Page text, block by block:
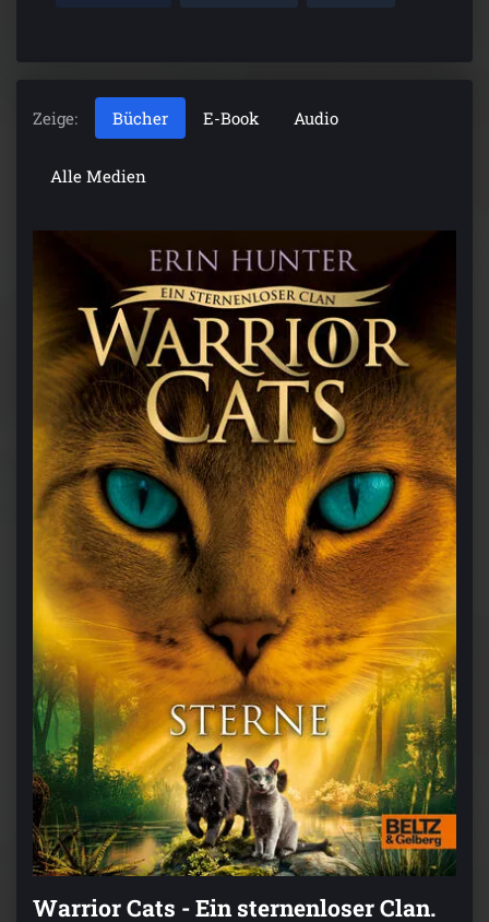
Zeige: Bücher E-Book Audio
Alle Medien
Warrior Cats - Ein sternenloser Clan.